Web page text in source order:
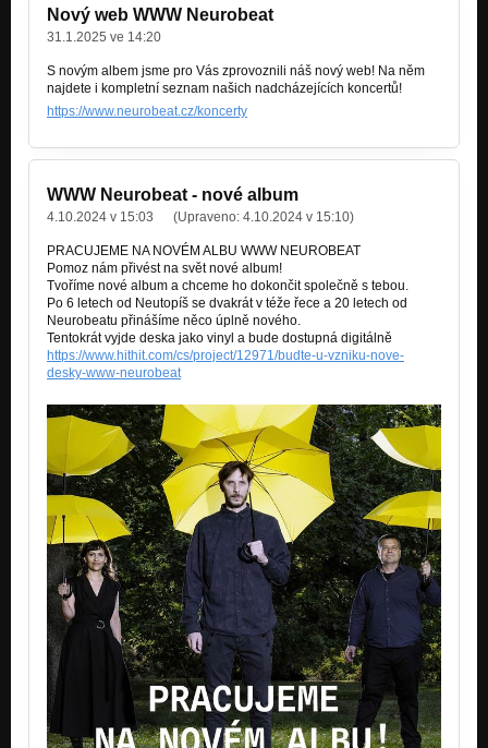
Atomová včela
Nový web WWW Neurobeat
31.1.2025 ve 14:20
S novým albem jsme pro Vás zprovoznili náš nový web! Na něm
najdete i kompletní seznam našich nadcházejících koncertů!
https://www.neurobeat.cz/koncerty
WWW Neurobeat - nové album
4.10.2024 v 15:03 (Upraveno: 4.10.2024 v 15:10)
PRACUJEME NA NOVÉM ALBU WWW NEUROBEAT
Pomoz nám přivést na svět nové album!
Tvoříme nové album a chceme ho dokončit společně s tebou.
Po 6 letech od Neutopíš se dvakrát v téže řece a 20 letech od
Neurobeatu přinášíme něco úplně nového.
Tentokrát vyjde deska jako vinyl a bude dostupná digitálně
https://www.hithit.com/cs/project/12971/budte-u-vzniku-nove-
desky-www-neurobeat